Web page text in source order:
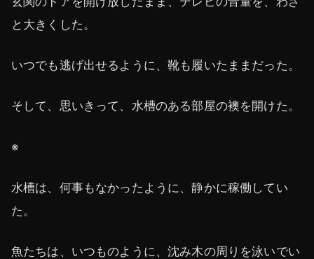
と大きくした。
いつでも逃げ出せるように、靴も履いたままだった。
そして、思いきって、水槽のある部屋の襖を開けた。
※
水槽は、何事もなかったように、静かに稼働してい
た。
魚たちは、いつものように、沈み木の周りを泳いでい